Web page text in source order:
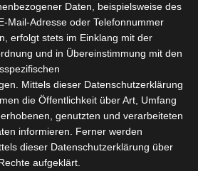
✓ Erlauben Datenschutzbedingungen
Startseite»Croissant sportif
Sports (JS)
Daten, beispielsweise des
Mail-Adresse oder Telefonnummer
erfolgt stets im Einklang mit der
und in Übereinstimmung mit den
Mittels dieser Datenschutzerklärung
die Öffentlichkeit über Art, Umfang
genutzten und verarbeiteten
informieren. Ferner werden
dieser Datenschutzerklärung über
aufgeklärt.